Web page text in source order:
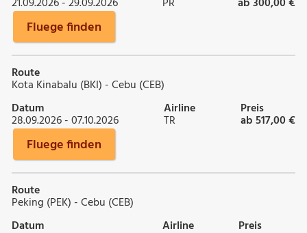
Fluege finden
Route
Kota Kinabalu (BKI) - Cebu (CEB)
Datum
28.09.2026 - 07.10.2026
Airline
TR
Preis
ab 517,00 €
Fluege finden
Route
Peking (PEK) - Cebu (CEB)
Datum
Airline Preis